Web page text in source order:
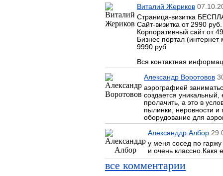
Виталий Жериков
Страница-визитка
Сайт-визитка от 2990 руб.
Корпоративный сайт от
Бизнес портал
9990 руб
Вся контактная
Александр Воротовов
аэрографией
создается
пролачить, а это в
пылинки, неровности и
оборудование для
Александдр Албор
у меня сосед по
и очень
все комментарии